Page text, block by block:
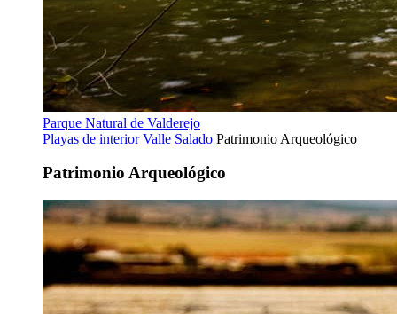
Parque Natural de Valderejo
Playas de interiorValle Salado Patrimonio Arqueológico
Patrimonio Arqueológico